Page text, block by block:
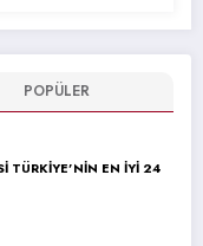
POPÜLER
TÜRKİYE’NİN EN İYİ 24